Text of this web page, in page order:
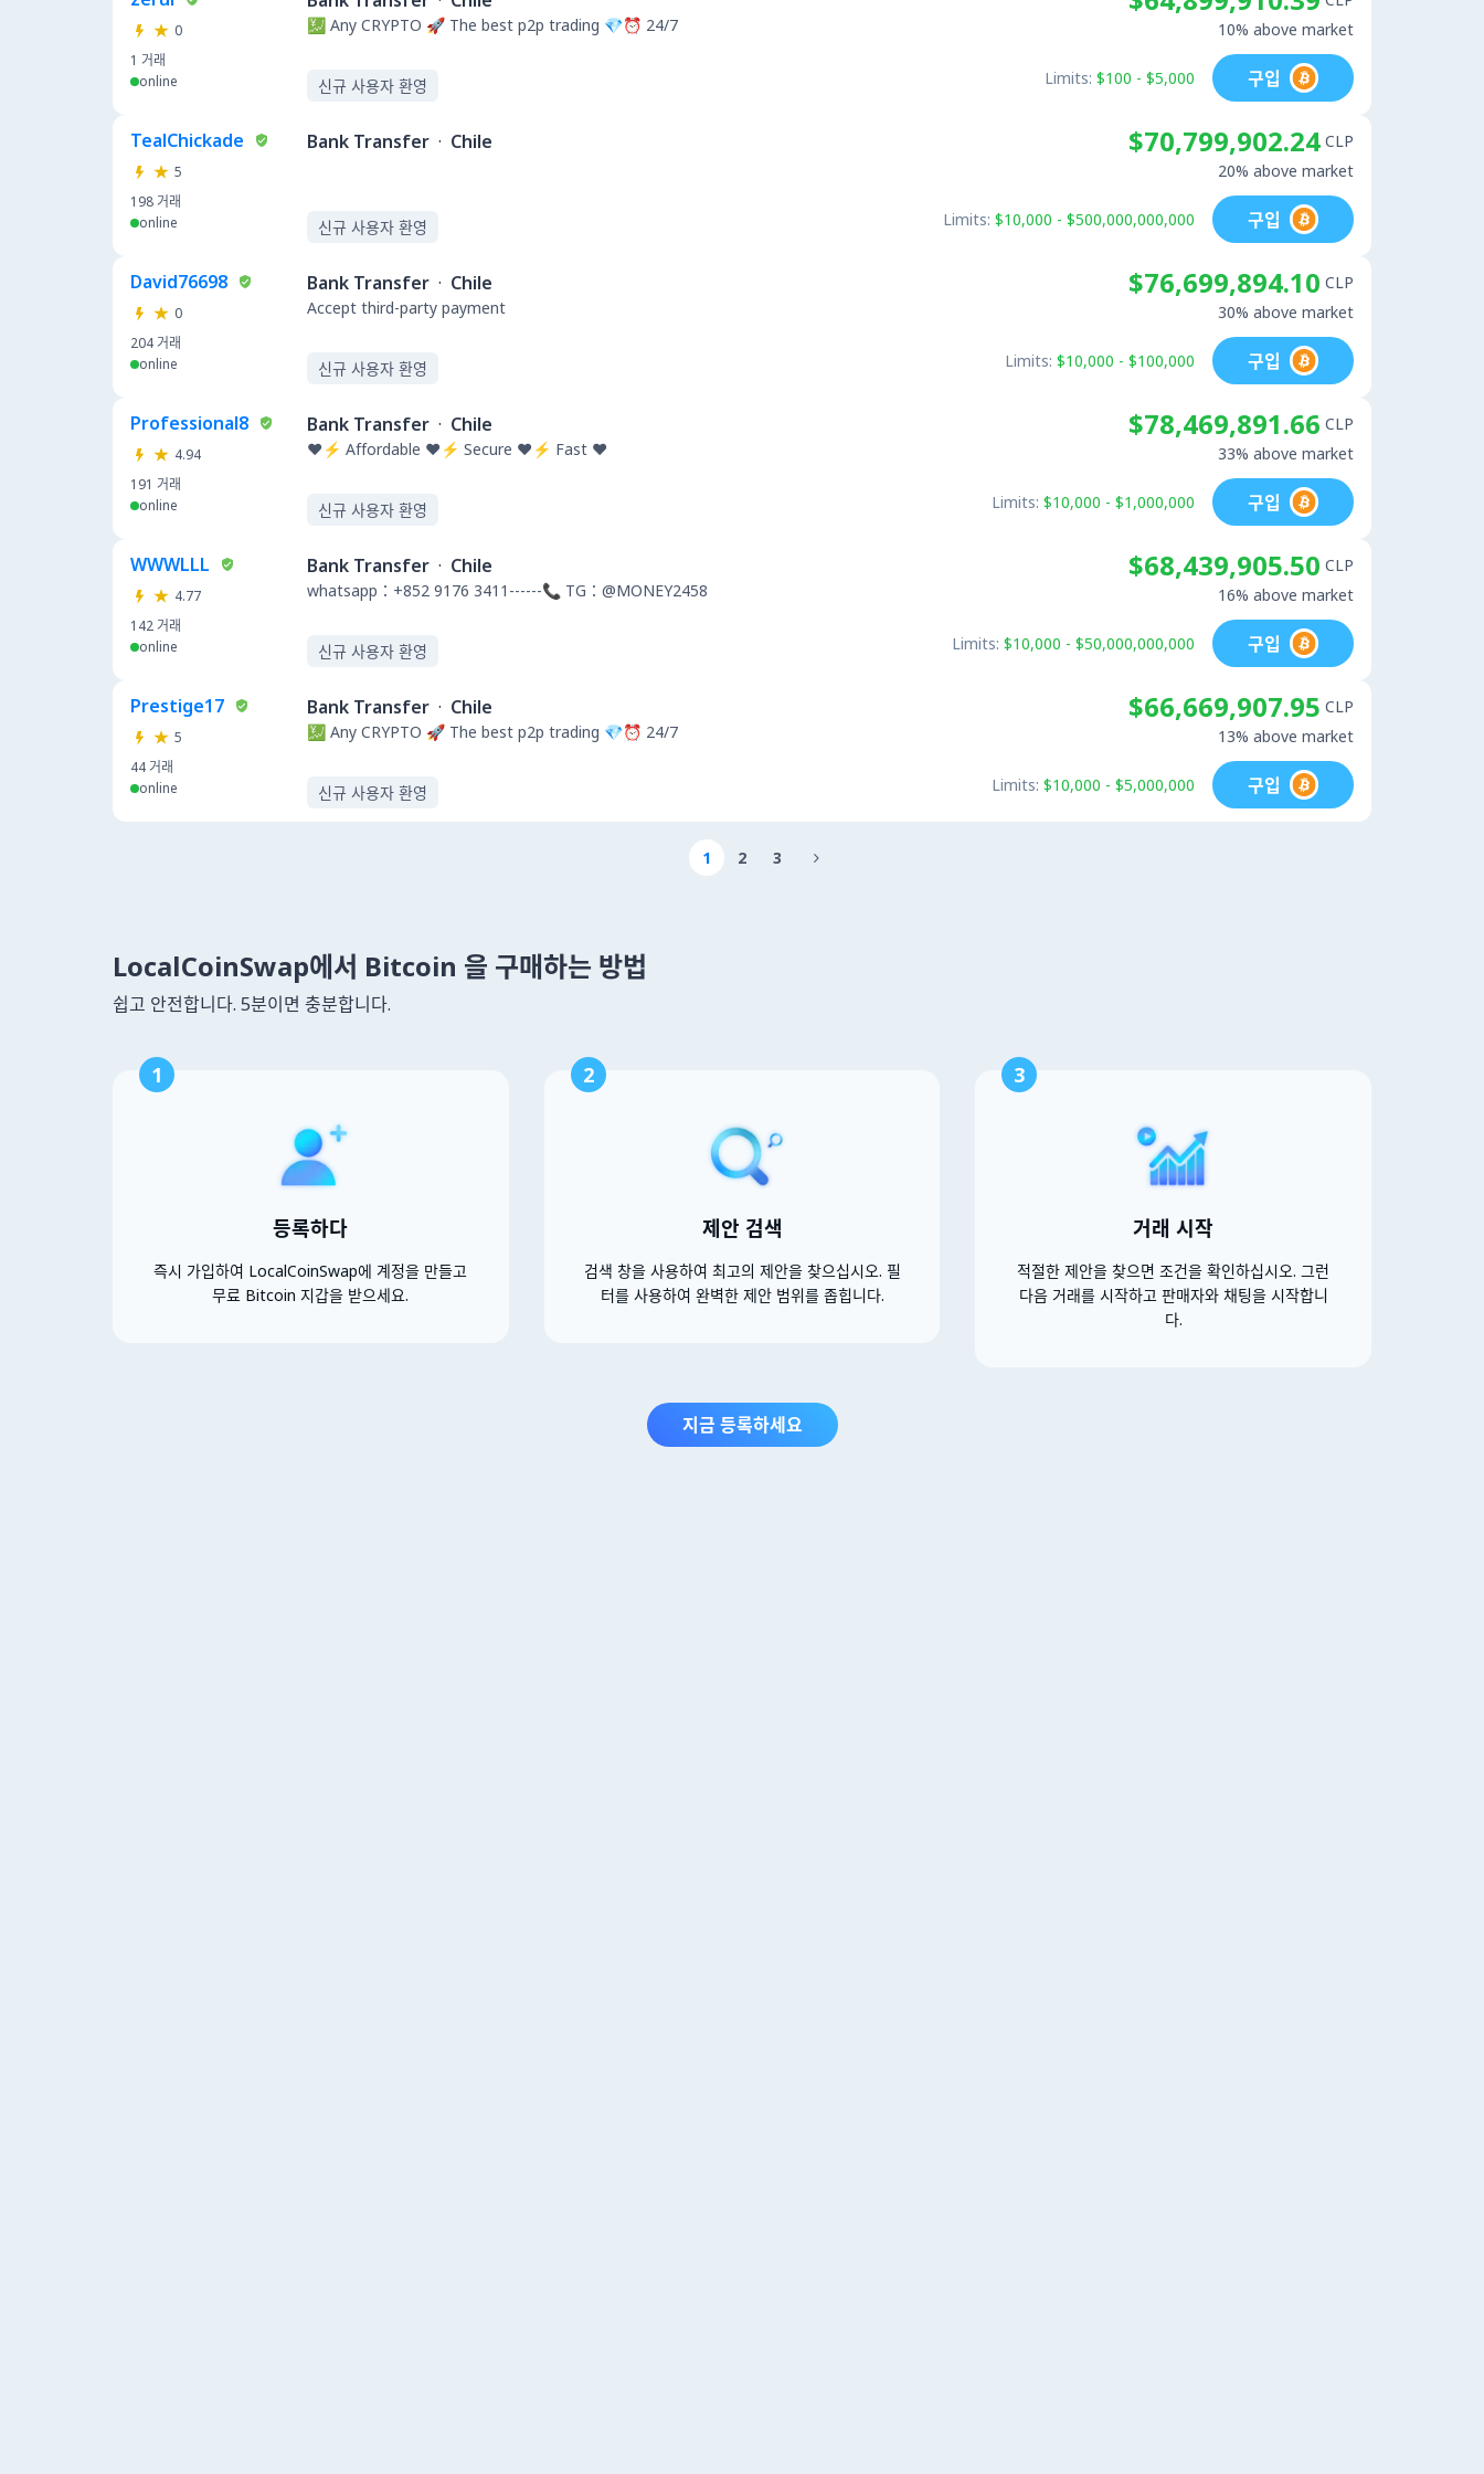
0
1 거래
online
💹 Any CRYPTO 🚀 The best p2p trading 💎⏰ 24/7
신규 사용자 환영
10% above market
Limits: $100 - $5,000 구입
TealChickade
5
198 거래
online
Bank Transfer · Chile
신규 사용자 환영
$70,799,902.24 CLP
20% above market
Limits: $10,000 - $500,000,000,000 구입
David76698
0
204 거래
online
Bank Transfer · Chile
Accept third-party payment
신규 사용자 환영
$76,699,894.10 CLP
30% above market
Limits: $10,000 - $100,000 구입
Professional8
4.94
191 거래
online
Bank Transfer · Chile
❤️⚡ Affordable ❤️⚡ Secure ❤️⚡ Fast ❤️
신규 사용자 환영
$78,469,891.66 CLP
33% above market
Limits: $10,000 - $1,000,000 구입
WWWLLL
4.77
142 거래
online
Bank Transfer · Chile
whatsapp：+852 9176 3411------📞 TG：@MONEY2458
신규 사용자 환영
$68,439,905.50 CLP
16% above market
Limits: $10,000 - $50,000,000,000 구입
Prestige17
5
44 거래
online
Bank Transfer · Chile
💹 Any CRYPTO 🚀 The best p2p trading 💎⏰ 24/7
신규 사용자 환영
$66,669,907.95 CLP
13% above market
Limits: $10,000 - $5,000,000 구입
1 2 3 
LocalCoinSwap에서 Bitcoin 을 구매하는 방법
쉽고 안전합니다. 5분이면 충분합니다.
1
등록하다
즉시 가입하여 LocalCoinSwap에 계정을 만들고
무료 Bitcoin 지갑을 받으세요.
2
제안 검색
검색 창을 사용하여 최고의 제안을 찾으십시오. 필
터를 사용하여 완벽한 제안 범위를 좁힙니다.
3
거래 시작
적절한 제안을 찾으면 조건을 확인하십시오. 그런
다음 거래를 시작하고 판매자와 채팅을 시작합니
다.
지금 등록하세요